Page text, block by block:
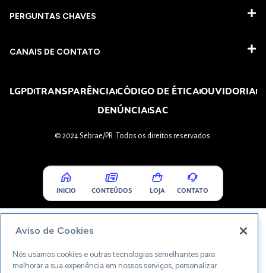
PERGUNTAS CHAVES​
CANAIS DE CONTATO
LGPDTRANSPARÊNCIACÓDIGO DE ÉTICAOUVIDORIA
DENÚNCIASAC
© 2024 Sebrae/PR. Todos os direitos reservados.
INICIO CONTEÚDOS LOJA CONTATO
Aviso de Cookies
Nós usamos cookies e outras tecnologias semelhantes para
melhorar a sua experiência em nossos serviços, personalizar